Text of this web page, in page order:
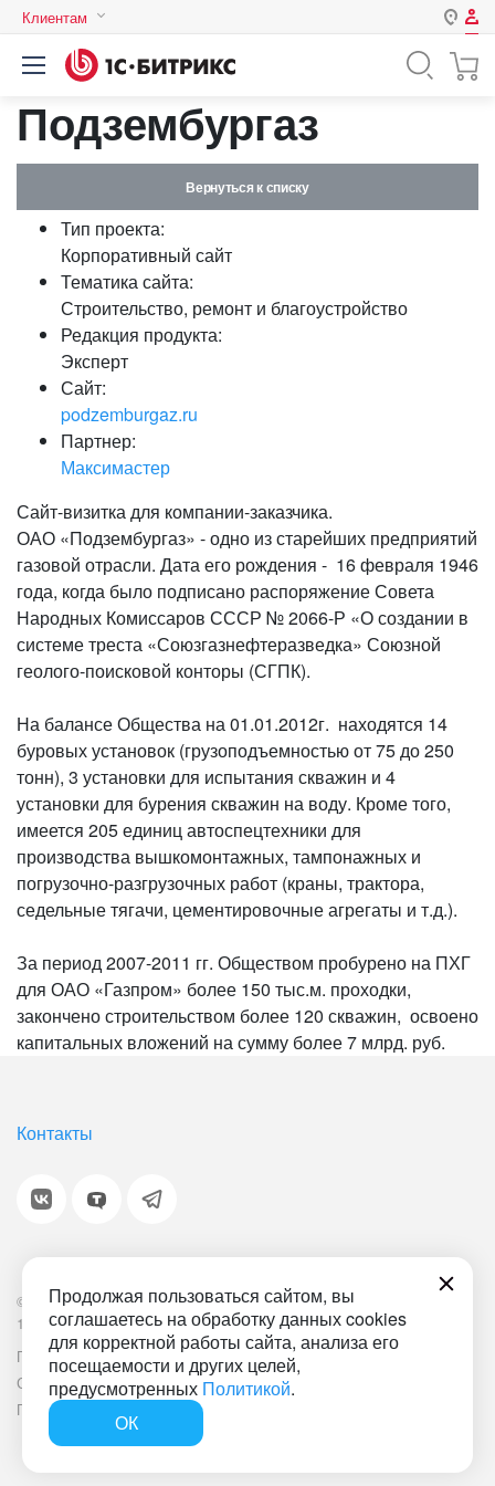
Продолжая пользоваться сайтом, вы
соглашаетесь на обработку данных cookies
для корректной работы сайта, анализа его
посещаемости и других целей,
предусмотренных Политикой.
ОК
Клиентам
Авторизация
Нет аккаунта?
Логин
Пароль
Запомнить меня на этом
Подзембургаз
Вернуться к списку
Тип проекта:
Корпоративный сайт
Тематика сайта:
Строительство, ремонт и благоустройство
Редакция продукта:
Эксперт
Сайт:
podzemburgaz.ru
Партнер:
Максимастер
Сайт-визитка для компании-заказчика.
ОАО «Подзембургаз» - одно из старейших предприятий
газовой отрасли. Дата его рождения - 16 февраля 1946
года, когда было подписано распоряжение Совета
Народных Комиссаров СССР № 2066-Р «О создании в
системе треста «Союзгазнефтеразведка» Союзной
геолого-поисковой конторы (СГПК).
На балансе Общества на 01.01.2012г. находятся 14
буровых установок (грузоподъемностью от 75 до 250
тонн), 3 установки для испытания скважин и 4
установки для бурения скважин на воду. Кроме того,
имеется 205 единиц автоспецтехники для
производства вышкомонтажных, тампонажных и
погрузочно-разгрузочных работ (краны, трактора,
седельные тягачи, цементировочные агрегаты и т.д.).
За период 2007-2011 гг. Обществом пробурено на ПХГ
для ОАО «Газпром» более 150 тыс.м. проходки,
закончено строительством более 120 скважин, освоено
капитальных вложений на сумму более 7 млрд. руб.
Контакты
© 2001-2026 «Битрикс», «1С-Битрикс». Работает на
1С-Битрикс: Управление сайтом.
Политика обработки персональных данных Наша ИТ-деятельность
Соглашение об использовании сайта Документ СОУТ
План мероприятий по улучшению условий труда